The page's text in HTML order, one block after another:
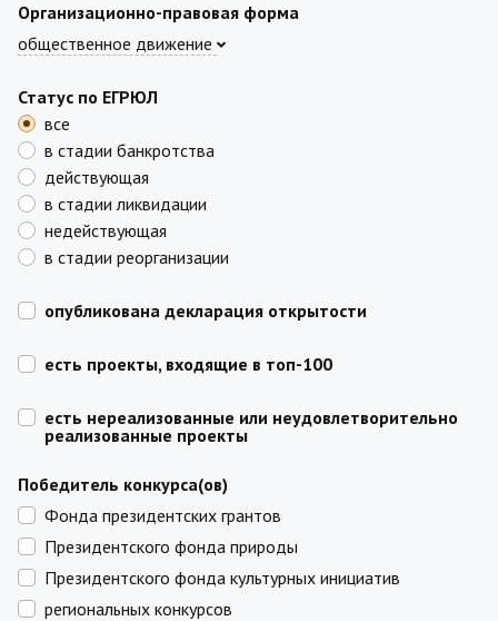
Организационно-правовая форма
общественное движение
Статус по ЕГРЮЛ
все
в стадии банкротства
действующая
в стадии ликвидации
недействующая
в стадии реорганизации
опубликована декларация открытости
есть проекты, входящие в топ-100
есть нереализованные или неудовлетворительно
реализованные проекты
Победитель конкурса(ов)
Фонда президентских грантов
Президентского фонда природы
Президентского фонда культурных инициатив
региональных конкурсов